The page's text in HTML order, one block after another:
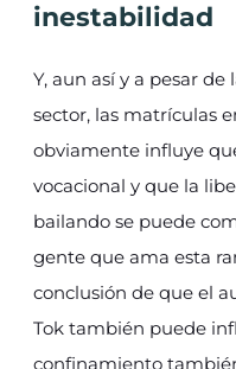
inestabilidad
Y, aun así y a pesar
sector, las matrículas
obviamente influye
vocacional y que la
bailando se puede
gente que ama esta
conclusión de que el
Tok también puede
confinamiento